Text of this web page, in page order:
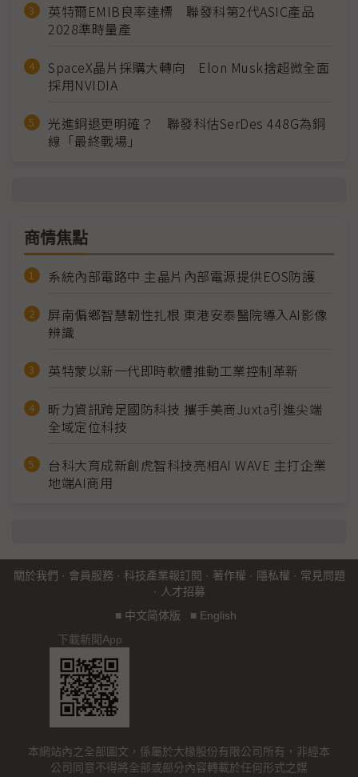
英特爾EMIB良率達標 聯發科第2代ASIC產品
2028準時量產
SpaceX晶片採購大轉向 Elon Musk捨超微全面
採用NVIDIA
光進銅退更明確？ 聯發科估SerDes 448G為銅
線「最終戰場」
商情焦點
系統內部電路中 主晶片內部電源提供EOS防護
屏南偏鄉智慧韌性扎根 東港安泰醫院導入AI影像
辨識
英特蒙以新一代即時軟體推動工業控制革新
昕力資訊跨足國防科技 攜手美商Juxta引進尖端
全域定位科技
台科大育成新創虎智科技亮相AI WAVE 主打企業
地端AI商用
關於我們 · 會員服務 · 科技產業報訂閱 · 著作權 · 隱私權 · 常見問題
· 人才招募
■ 中文简体版 ■ English
下載新聞App
本網站內之全部圖文，係屬於大椽股份有限公司所有，非經本
公司同意不得將全部或部分內容轉載於任何形式之媒